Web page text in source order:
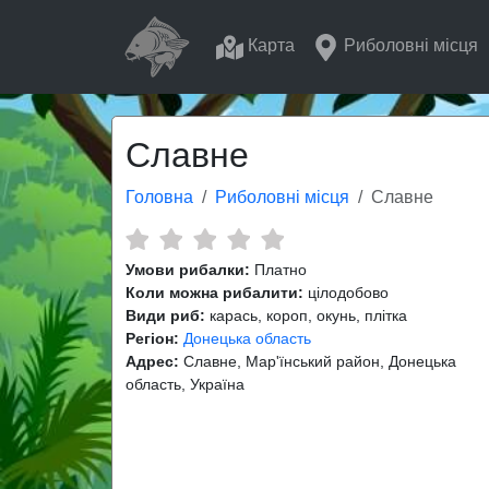
Карта Риболовні місця
Славне
Головна Риболовні місця Славне
Умови рибалки: Платно
Коли можна рибалити: цілодобово
Види риб: карась, короп, окунь, плітка
Регіон: Донецька область
Адрес: Славне, Мар'їнський район, Донецька
область, Україна